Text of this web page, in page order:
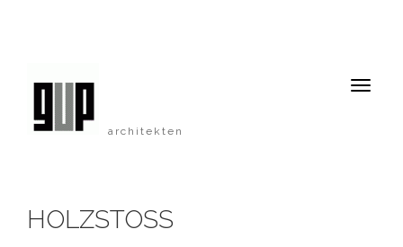
architekten
HOLZSTOSS